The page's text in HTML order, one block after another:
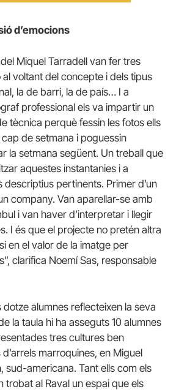
d’emocions
Miquel Tarradell van fer tres
al voltant del concepte i dels tipus
la de barri, la de país… I a
professional els va impartir un
tècnica perquè fessin les fotos ells
de setmana i poguessin
la setmana següent. Un treball que
aquestes instantanies i a
descriptius pertinents. Primer d’un
company. Van aparellar-se amb
i van haver d’interpretar i llegir
I és que el projecte no pretén altra
en el valor de la imatge per
clarifica Noemí Sas, responsable
alumnes reflecteixen la seva
la taula hi ha asseguts 10 alumnes
tres cultures ben
d’arrels marroquines, en Miguel
sud-americana. Tant ells com els
trobat al Raval un espai que els